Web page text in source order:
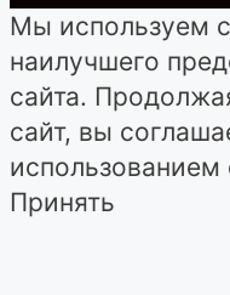
Мы используем
наилучшего
сайта.
сайт, вы
Принять